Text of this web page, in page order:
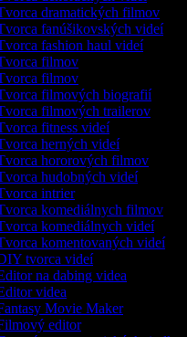
dramatických filmov
fanúšikovských videí
fashion haul videí
filmov
filmov
filmových biografií
filmových trailerov
fitness videí
herných videí
hororových filmov
hudobných videí
intrier
komediálnych filmov
komediálnych videí
komentovaných videí
tvorca videí
na dabing videa
videa
Movie Maker
editor